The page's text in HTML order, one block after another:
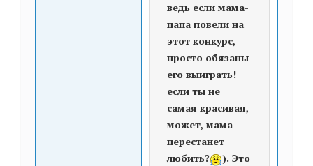
ведь если мама-
папа повели на
этот конкурс,
просто обязаны
его выиграть!
если ты не
самая красивая,
может, мама
перестанет
любить?
). Это